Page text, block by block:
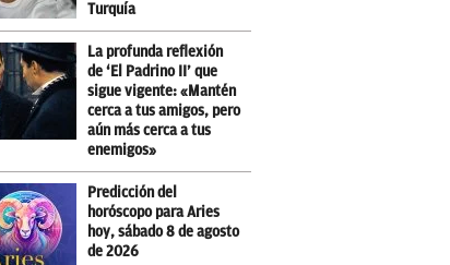
Turquía
La profunda reflexión
de ‘El Padrino II’ que
sigue vigente: «Mantén
cerca a tus amigos, pero
aún más cerca a tus
enemigos»
Predicción del
horóscopo para Aries
hoy, sábado 8 de agosto
de 2026